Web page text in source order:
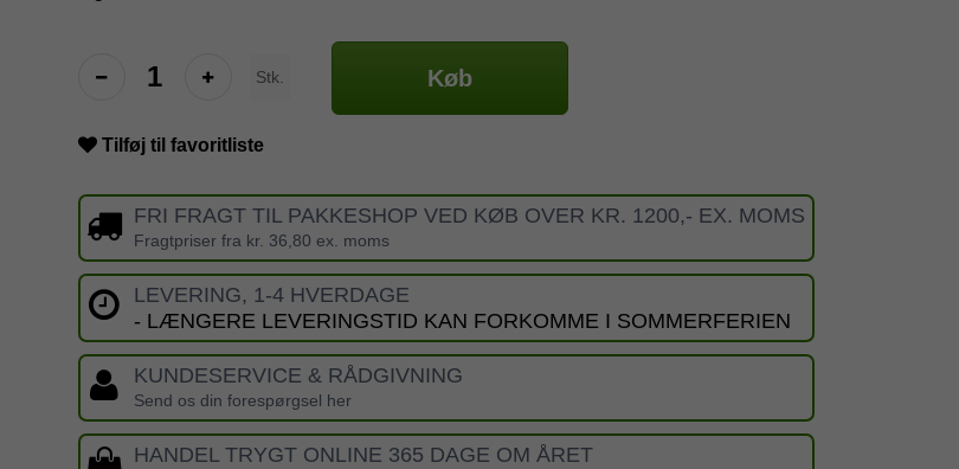
Stk. Køb
Tilføj til favoritliste
FRI FRAGT TIL PAKKESHOP VED KØB OVER KR. 1200,- EX. MOMS
Fragtpriser fra kr. 36,80 ex. moms
LEVERING, 1-4 HVERDAGE
- LÆNGERE LEVERINGSTID KAN FORKOMME I SOMMERFERIEN
KUNDESERVICE & RÅDGIVNING
Send os din forespørgsel her
HANDEL TRYGT ONLINE 365 DAGE OM ÅRET